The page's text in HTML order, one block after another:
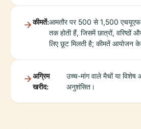
कीमतें:आमतौर पर 500 से 1,500
तक होती हैं, जिसमें छात्रों, वरिष्ठों
लिए छूट मिलती है; कीमतें आयोजन
अग्रिम
खरीद:
उच्च-मांग वाले मैचों या विशेष
अनुशंसित।